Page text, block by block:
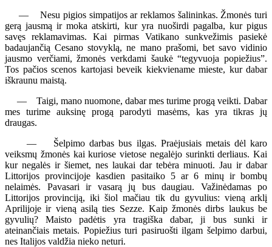
— Nesu pigios simpatijos ar reklamos šalininkas. Žmonės turi
gerą jausmą ir moka atskirti, kur yra nuoširdi pagalba, kur pigus
savęs reklamavimas. Kai pirmas Vatikano sunkvežimis pasiekė
badaujančią Cesano stovyklą, ne mano prašomi, bet savo vidinio
jausmo verčiami, žmonės verkdami šaukė “tegyvuoja popiežius”.
Tos pačios scenos kartojasi beveik kiekviename mieste, kur dabar
iškraunu maistą.
— Taigi, mano nuomone, dabar mes turime progą veikti. Dabar
mes turime auksinę progą parodyti masėms, kas yra tikras jų
draugas.
— Šelpimo darbas bus ilgas. Praėjusiais metais dėl karo
veiksmų žmonės kai kuriose vietose negalėjo surinkti derliaus. Kai
kur negalės ir šiemet, nes laukai dar tebėra minuoti. Jau ir dabar
Littorijos provincijoje kasdien pasitaiko 5 ar 6 minų ir bombų
nelaimės. Pavasari ir vasarą jų bus daugiau. Važinėdamas po
Littorijos provinciją, iki šiol mačiau tik du gyvulius: vieną arklį
Aprilijoje ir vieną asilą ties Sezze. Kaip žmonės dirbs laukus be
gyvulių? Maisto padėtis yra tragiška dabar, ji bus sunki ir
ateinančiais metais. Popiežius turi pasiruošti ilgam šelpimo darbui,
nes Italijos valdžia nieko neturi.